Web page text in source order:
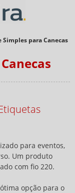
Simples para Canecas
para eventos,
Um produto
com fio 220.
opção para o